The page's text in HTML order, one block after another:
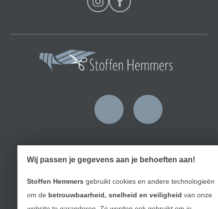
Nederlands
Wissel naar de
Français
Wissel naar de
Wij passen je gegevens aan je behoeften aan!
Stoffen Hemmers gebruikt cookies en andere technologieën
om de betrouwbaarheid, snelheid en veiligheid van onze